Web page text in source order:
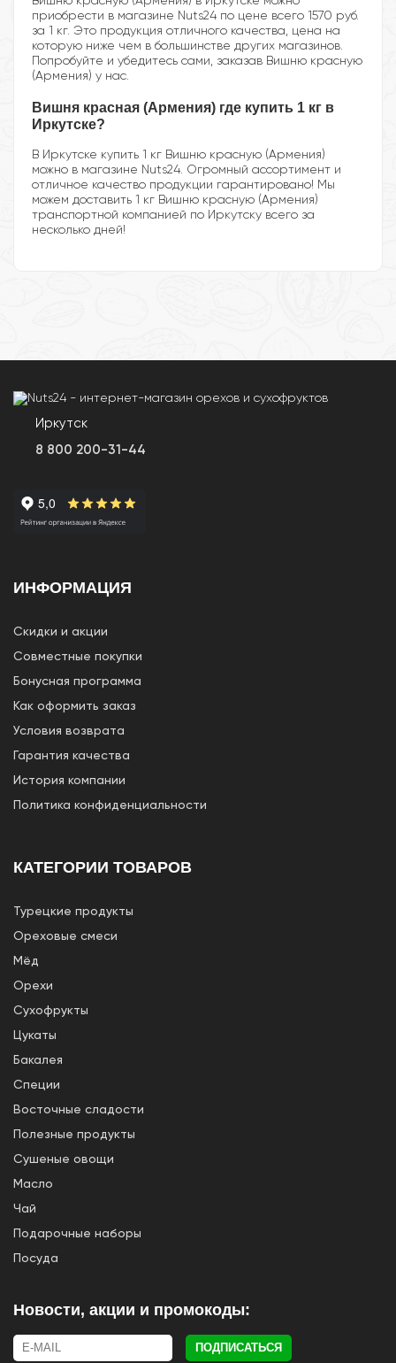
приобрести в магазине Nuts24 по цене всего 1570 руб.
за 1 кг. Это продукция отличного качества, цена на
которую ниже чем в большинстве других магазинов.
Попробуйте и убедитесь сами, заказав Вишню красную
(Армения) у нас.
Вишня красная (Армения) где купить 1 кг в
Иркутске?
В Иркутске купить 1 кг Вишню красную (Армения)
можно в магазине Nuts24. Огромный ассортимент и
отличное качество продукции гарантировано! Мы
можем доставить 1 кг Вишню красную (Армения)
транспортной компанией по Иркутску всего за
несколько дней!
Иркутск
8 800 200-31-44
КАТЕГОРИИ ТОВАРОВ
Турецкие продукты
Ореховые смеси
Мёд
Орехи
Сухофрукты
Цукаты
Бакалея
Специи
Восточные сладости
Полезные продукты
Сушеные овощи
Масло
Чай
Подарочные наборы
Посуда
Новости, акции и промокоды:
ПОДПИСАТЬСЯ
ИНФОРМАЦИЯ
Скидки и акции
Совместные покупки
Бонусная программа
Как оформить заказ
Условия возврата
Гарантия качества
История компании
Политика конфиденциальности